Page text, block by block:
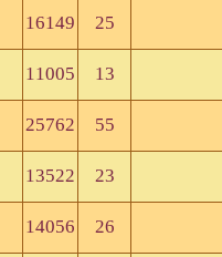
25
16149
13
11005
55
25762
23
13522
26
14056